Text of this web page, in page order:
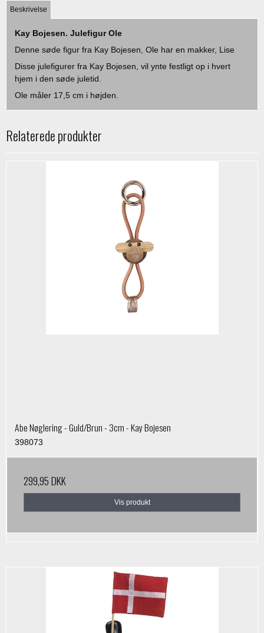
Beskrivelse
Kay Bojesen. Julefigur Ole
Denne søde figur fra Kay Bojesen, Ole har en makker, Lise
Disse julefigurer fra Kay Bojesen, vil ynte festligt op i hvert
hjem i den søde juletid.
Ole måler 17,5 cm i højden.
Relaterede produkter
Abe Nøglering - Guld/Brun - 3cm - Kay Bojesen
398073
299,95 DKK
Vis produkt